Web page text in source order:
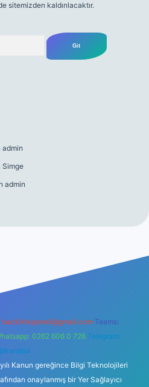
sitemizden kaldırılacaktır.
admin
Simge
admin
backlinkpaneli@gmail.com Teams:
0262 606 0 726 Telegram:
Kanun gereğince Bilgi Teknolojileri
onaylanmış bir Yer Sağlayıcı